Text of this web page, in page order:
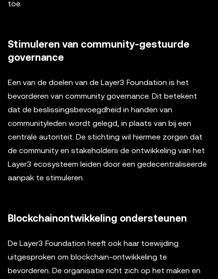
toe.
Stimuleren van community-gestuurde
governance
Een van de doelen van de Layer3 Foundation is het
bevorderen van community governance. Dit betekent
dat de beslissingsbevoegdheid in handen van
communityleden wordt gelegd, in plaats van bij een
centrale autoriteit. De stichting wil hiermee zorgen dat
de community en stakeholders de ontwikkeling van het
Layer3 ecosysteem leiden door een gedecentraliseerde
aanpak te stimuleren.
Blockchainontwikkeling ondersteunen
De Layer3 Foundation heeft ook haar toewijding
uitgesproken om blockchain-ontwikkeling te
bevorderen. De organisatie richt zich op het maken en